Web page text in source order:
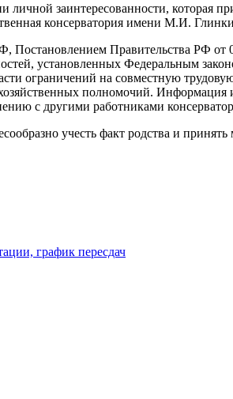
заинтересованности, которая
консерватория имени М.И.
Постановлением Правительства РФ
установленных Федеральным
ограничений на совместную
полномочий.
с другими работниками
учесть факт родства и
график пересдач